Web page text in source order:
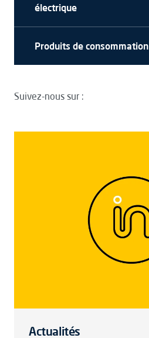
électrique
Produits de consommation
Suivez-nous sur :
Actualités